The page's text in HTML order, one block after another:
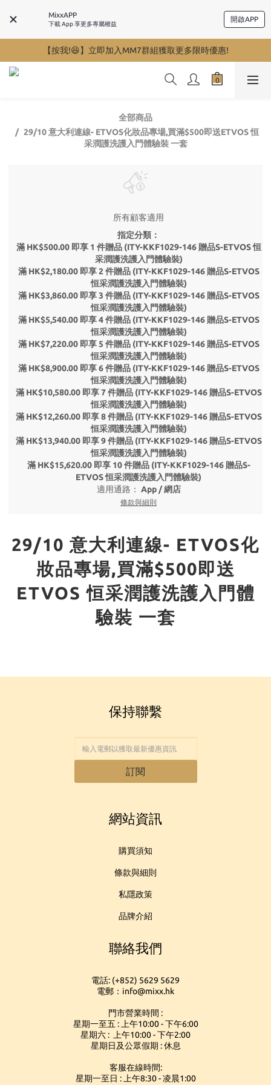
MixxAPP
下載 App 享更多專屬權益
開啟APP
【按我!😆】立即加入MM7群組獲取更多限時優惠!
全部商品
29/10 意大利連線- ETVOS化妝品專場,買滿$500即送ETVOS 恒
采潤護洗護入門體驗裝 一套
所有顧客適用
指定分類：
滿 HK$500.00 即享 1 件贈品 (ITY-KKF1029-146 贈品S-ETVOS 恒
采潤護洗護入門體驗裝)
滿 HK$2,180.00 即享 2 件贈品 (ITY-KKF1029-146 贈品S-ETVOS
恒采潤護洗護入門體驗裝)
滿 HK$3,860.00 即享 3 件贈品 (ITY-KKF1029-146 贈品S-ETVOS
恒采潤護洗護入門體驗裝)
滿 HK$5,540.00 即享 4 件贈品 (ITY-KKF1029-146 贈品S-ETVOS
恒采潤護洗護入門體驗裝)
滿 HK$7,220.00 即享 5 件贈品 (ITY-KKF1029-146 贈品S-ETVOS
恒采潤護洗護入門體驗裝)
滿 HK$8,900.00 即享 6 件贈品 (ITY-KKF1029-146 贈品S-ETVOS
恒采潤護洗護入門體驗裝)
滿 HK$10,580.00 即享 7 件贈品 (ITY-KKF1029-146 贈品S-ETVOS
恒采潤護洗護入門體驗裝)
滿 HK$12,260.00 即享 8 件贈品 (ITY-KKF1029-146 贈品S-ETVOS
恒采潤護洗護入門體驗裝)
滿 HK$13,940.00 即享 9 件贈品 (ITY-KKF1029-146 贈品S-ETVOS
恒采潤護洗護入門體驗裝)
滿 HK$15,620.00 即享 10 件贈品 (ITY-KKF1029-146 贈品S-
ETVOS 恒采潤護洗護入門體驗裝)
適用通路： App / 網店
條款與細則
29/10 意大利連線- ETVOS化
妝品專場,買滿$500即送
ETVOS 恒采潤護洗護入門體
驗裝 一套
保持聯繫
訂閱
網站資訊
購買須知
條款與細則
私隱政策
品牌介紹
聯絡我們
電話: (+852) 5629 5629
電郵：info@mixx.hk
門市營業時間 :
星期一至五 : 上午10:00 - 下午6:00
星期六 : 上午10:00 - 下午2:00
星期日及公眾假期 : 休息
客服在線時間:
星期一至日 : 上午8:30 - 凌晨1:00